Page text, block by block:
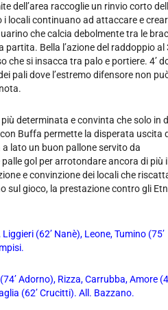
dell’area raccoglie un rinvio corto
i locali continuano ad attaccare e
che calcia debolmente tra le
Bella l’azione del raddoppio al
che si insacca tra palo e portiere. 4’
pali dove l’estremo difensore non
determinata e convinta che solo in
Buffa permette la disperata uscita
lato un buon pallone servito da
gol per arrotondare ancora di più il
e convinzione dei locali che
sul gioco, la prestazione contro gli
(62’ Nanè), Leone, Tumino (75’
Adorno), Rizza, Carrubba, Amore
(62’ Crucitti). All. Bazzano.